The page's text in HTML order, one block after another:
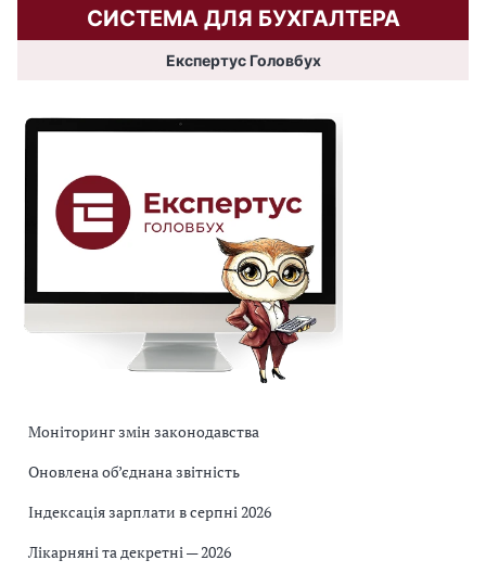
СИСТЕМА ДЛЯ БУХГАЛТЕРА
Експертус Головбух
Моніторинг змін законодавства
Оновлена об’єднана звітність
Індексація зарплати в серпні 2026
Лікарняні та декретні — 2026